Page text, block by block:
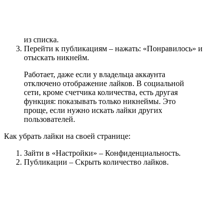
из списка.
Перейти к публикациям – нажать: «Понравилось» и
отыскать никнейм.
Работает, даже если у владельца аккаунта
отключено отображение лайков. В социальной
сети, кроме счетчика количества, есть другая
функция: показывать только никнеймы. Это
проще, если нужно искать лайки других
пользователей.
Как убрать лайки на своей странице:
Зайти в «Настройки» – Конфиденциальность.
Публикации – Скрыть количество лайков.